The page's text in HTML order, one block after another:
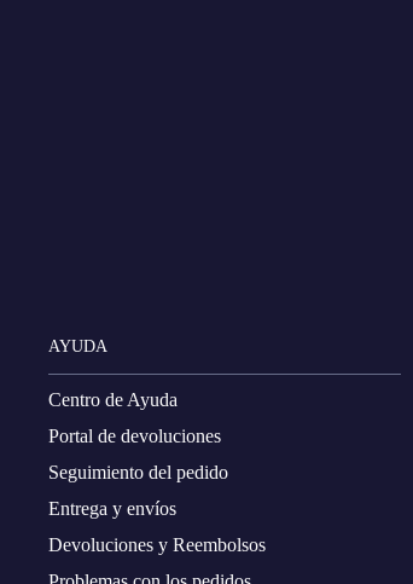
AYUDA
Centro de Ayuda
Portal de devoluciones
Seguimiento del pedido
Entrega y envíos
Devoluciones y Reembolsos